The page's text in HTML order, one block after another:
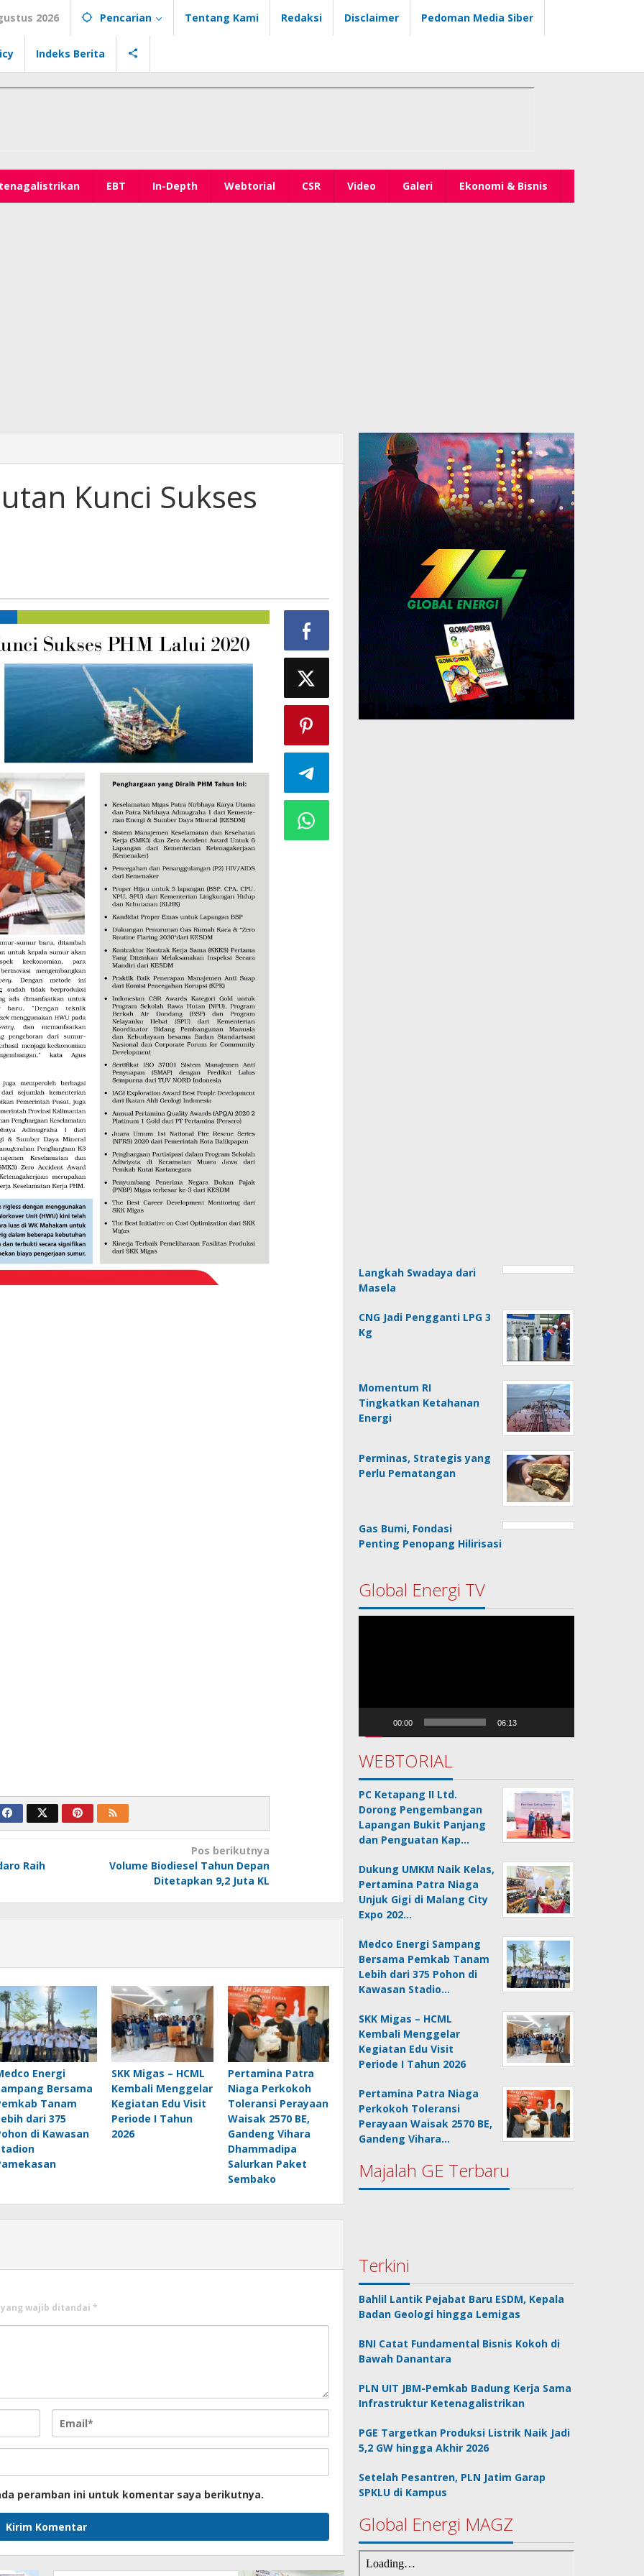
2026 Pencarian Tentang Kami Redaksi Disclaimer Pedoman Media Siber
Indeks Berita
EBT In-Depth Webtorial CSR Video Galeri Ekonomi & Bisnis
Kunci Sukses
Raih
Pos berikutnya
Volume Biodiesel Tahun Depan
Ditetapkan 9,2 Juta KL
Energi
Bersama
Tanam
dari 375
di Kawasan
SKK Migas – HCML
Kembali Menggelar
Kegiatan Edu Visit
Periode I Tahun
2026
Pertamina Patra
Niaga Perkokoh
Toleransi Perayaan
Waisak 2570 BE,
Gandeng Vihara
Dhammadipa
Salurkan Paket
Sembako
yang wajib ditandai *
peramban ini untuk komentar saya berikutnya.
Langkah Swadaya dari
Masela
CNG Jadi Pengganti LPG 3
Kg
Momentum RI
Tingkatkan Ketahanan
Energi
Perminas, Strategis yang
Perlu Pematangan
Gas Bumi, Fondasi
Penting Penopang Hilirisasi
Global Energi TV
00:00 06:13
WEBTORIAL
PC Ketapang II Ltd.
Dorong Pengembangan
Lapangan Bukit Panjang
dan Penguatan Kap…
Dukung UMKM Naik Kelas,
Pertamina Patra Niaga
Unjuk Gigi di Malang City
Expo 202…
Medco Energi Sampang
Bersama Pemkab Tanam
Lebih dari 375 Pohon di
Kawasan Stadio…
SKK Migas – HCML
Kembali Menggelar
Kegiatan Edu Visit
Periode I Tahun 2026
Pertamina Patra Niaga
Perkokoh Toleransi
Perayaan Waisak 2570 BE,
Gandeng Vihara…
Majalah GE Terbaru
Terkini
Bahlil Lantik Pejabat Baru ESDM, Kepala
Badan Geologi hingga Lemigas
BNI Catat Fundamental Bisnis Kokoh di
Bawah Danantara
PLN UIT JBM-Pemkab Badung Kerja Sama
Infrastruktur Ketenagalistrikan
PGE Targetkan Produksi Listrik Naik Jadi
5,2 GW hingga Akhir 2026
Setelah Pesantren, PLN Jatim Garap
SPKLU di Kampus
Global Energi MAGZ